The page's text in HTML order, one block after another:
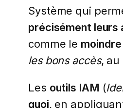
Système qui
précisément leurs
comme le
les bons accès, au
Les outils IAM (
quoi, en